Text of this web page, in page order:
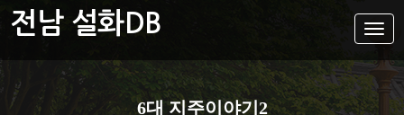
설
화
메
뉴
전남 설화DB
설화DB
6대 지주이야기2